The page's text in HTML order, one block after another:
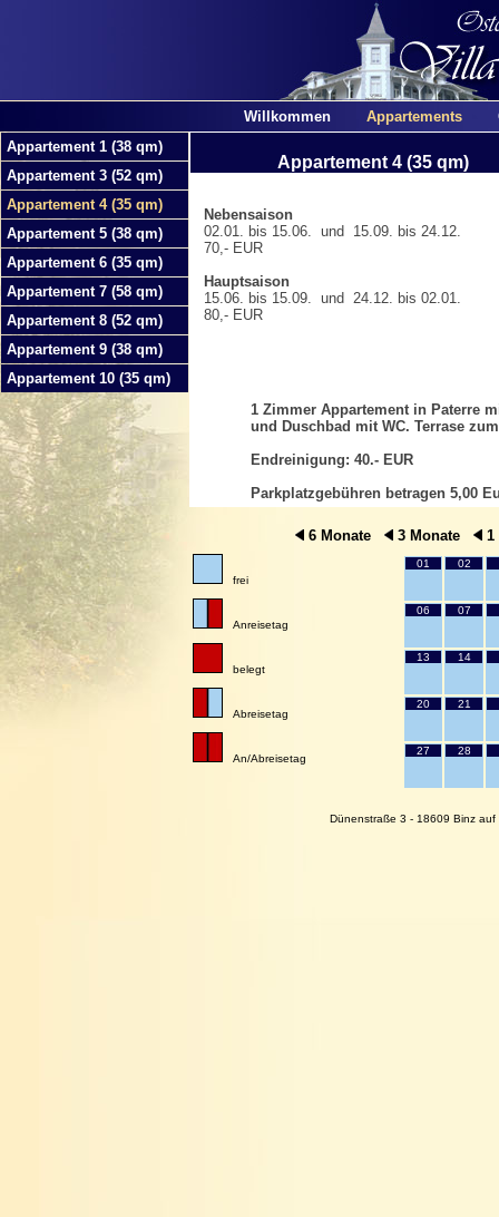
Willkommen Appartements
Appartement 1 (38 qm)
Appartement 3 (52 qm)
Appartement 4 (35 qm)
Appartement 5 (38 qm)
Appartement 6 (35 qm)
Appartement 7 (58 qm)
Appartement 8 (52 qm)
Appartement 9 (38 qm)
Appartement 10 (35 qm)
Appartement 4 (35 qm)
Nebensaison
02.01. bis 15.06. und 15.09. bis 24.12.
70,- EUR
Hauptsaison
15.06. bis 15.09. und 24.12. bis 02.01.
80,- EUR
1 Zimmer Appartement in Paterre
und Duschbad mit WC. Terrase
Endreinigung: 40.- EUR
Parkplatzgebühren betragen 5,00
6 Monate 3 Monate 1
frei
Anreisetag
belegt
Abreisetag
An/Abreisetag
01 02
06 07
13 14
20 21
27 28
Dünenstraße 3 - 18609 Binz